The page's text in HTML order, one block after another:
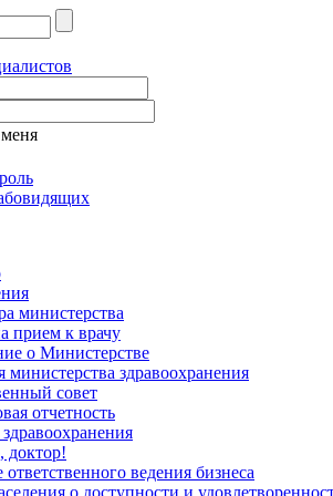
министерства
прием к врачу
о Министерстве
министерства здравоохранения
совет
отчетность
доктор!
ответственного ведения бизнеса
о доступности и